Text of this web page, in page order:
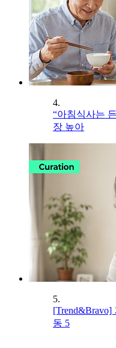
4.
“아침식사는
장 높아
5.
동 5